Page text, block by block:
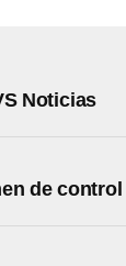
Noticias
de control